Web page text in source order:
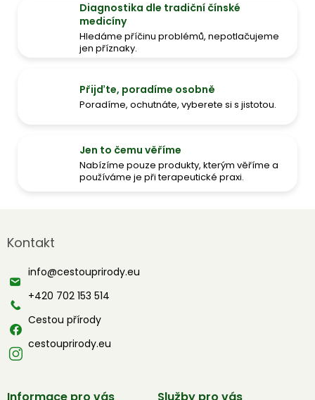
Diagnostika dle tradiční čínské
medicíny
Hledáme příčinu problémů, nepotlačujeme
jen příznaky.
Přijďte, poradíme osobně
Poradíme, ochutnáte, vyberete si s jistotou.
Jen to čemu věříme
Nabízíme pouze produkty, kterým věříme a
používáme je při terapeutické praxi.
p
t
Kontakt
info@cestouprirody.eu
+420 702 153 514
Cestou přírody
cestouprirody.eu